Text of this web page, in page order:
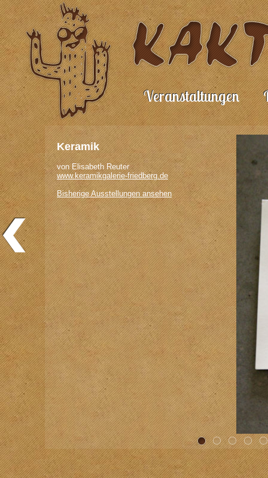
Veranstaltungen
Keramik
von Elisabeth Reuter
www.keramikgalerie-friedberg.de
Bisherige Ausstellungen ansehen